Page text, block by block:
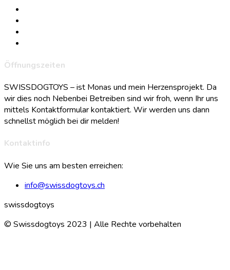
Öffnungszeiten
SWISSDOGTOYS – ist Monas und mein Herzensprojekt. Da
wir dies noch Nebenbei Betreiben sind wir froh, wenn Ihr uns
mittels Kontaktformular kontaktiert. Wir werden uns dann
schnellst möglich bei dir melden!
Kontaktinfo
Wie Sie uns am besten erreichen:
info@swissdogtoys.ch
swissdogtoys
© Swissdogtoys 2023 | Alle Rechte vorbehalten